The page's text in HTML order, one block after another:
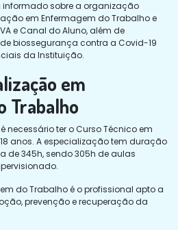
informado sobre a organização
em Enfermagem do Trabalho e
e Canal do Aluno, além de
biossegurança contra a Covid-19
da Instituição.
em
Trabalho
necessário ter o Curso Técnico em
anos. A especialização tem duração
de 345h, sendo 305h de aulas
do Trabalho é o profissional apto a
prevenção e recuperação da